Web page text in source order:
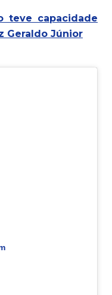
teve capacidade
Geraldo Júnior